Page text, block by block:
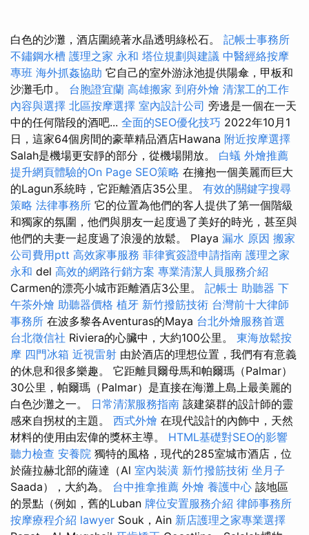
白色的沙灘，酒店圍繞著水晶透明綠松石。 記帳士事務所
不鏽鋼水槽 護理之家 永和 塔位規劃與建議 中醫經絡按摩
專班 海外抓姦協助 它自己的室外游泳池提供陽傘，甲板和
沙灘毛巾。 台胞證宜蘭 高雄搬家 到府外燴 清潔工的工作
內容與選擇 北區按摩選擇 室內設計公司 旁邊是一個在一天
中的任何階段的酒吧... 全面的SEO優化技巧 2022年10月1
日，這家64個房間的豪華精品酒店Hawana 附近按摩選擇
Salah是機場更安靜的部分，從機場開放。 白蟻 外燴推薦
提升網頁體驗的On Page SEO策略 在擁抱一個美麗而巨大
的Lagun系統時，它距離酒店35公里。 有效的關鍵字搜尋
策略 法律事務所 它的位置為他們的客人提供了第一個階級
和獨家的氛圍，他們與朋友一起度過了美好的時光，甚至與
他們的夫妻一起度過了浪漫的放鬆。 Playa 漏水 原因 搬家
公司費用ptt 高效家事服務 菲律賓簽證申請指南 護理之家
永和 del 高效的網路行銷方案 專業清潔人員服務介紹
Carmen的漂亮小城市距離酒店3公里。 記帳士 助聽器 下
午茶外燴 助聽器價格 植牙 新竹撥筋技術 台灣前十大律師
事務所 在波多黎各Aventuras的Maya 台北外燴服務首選
台北徵信社 Riviera的心臟中，大約100公里。 東海放鬆按
摩 四門冰箱 近視雷射 由於酒店的理想位置，我們有有意義
的休息和很多樂趣。 它距離貝爾母馬和帕爾瑪（Palmar）
30公里，帕爾瑪（Palmar）是直接在海灘上島上最美麗的
白色沙灘之一。 日常清潔服務指南 該建築群的設計師的靈
感來自拐杖的主題。 西式外燴 在現代設計的內飾中，天然
材料的使用由宏偉的獎杯主導。 HTML基礎對SEO的影響
聽力檢查 安養院 獨特的風格，現代的285室城市酒店，位
於薩拉赫北部的薩達（Al 室內裝潢 新竹撥筋技術 坐月子
Saada），大約為。 台中推拿推薦 外燴 養護中心 該地區
的景點（例如，舊的Luban 牌位安置服務介紹 律師事務所
按摩療程介紹 lawyer Souk，Ain 新店護理之家專業選擇